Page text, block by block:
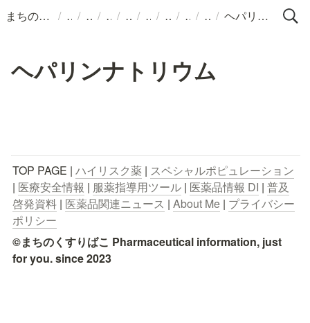
まちのくすりばこ / / / / / / / / / ヘパリンナトリウム
ヘパリンナトリウム
TOP PAGE | ハイリスク薬 | スペシャルポピュレーション
| 医療安全情報 | 服薬指導用ツール | 医薬品情報 DI | 普及
啓発資料 | 医薬品関連ニュース | About Me | プライバシー
ポリシー
©まちのくすりばこ Pharmaceutical information, just
for you. since 2023